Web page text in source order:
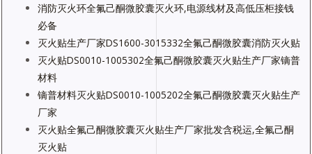
消防灭火环全氟己酮微胶囊灭火环,电源线材及高低压柜接钱
必备
灭火贴生产厂家DS1600-3015332全氟己酮微胶囊消防灭火贴
灭火贴DS0010-1005302全氟己酮微胶囊灭火贴生产厂家镝普
材料
镝普材料灭火贴DS0010-1005202全氟己酮微胶囊灭火贴生产
厂家
灭火贴全氟己酮微胶囊灭火贴生产厂家批发含税运,全氟己酮
灭火贴